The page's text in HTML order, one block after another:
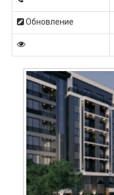
Обновление